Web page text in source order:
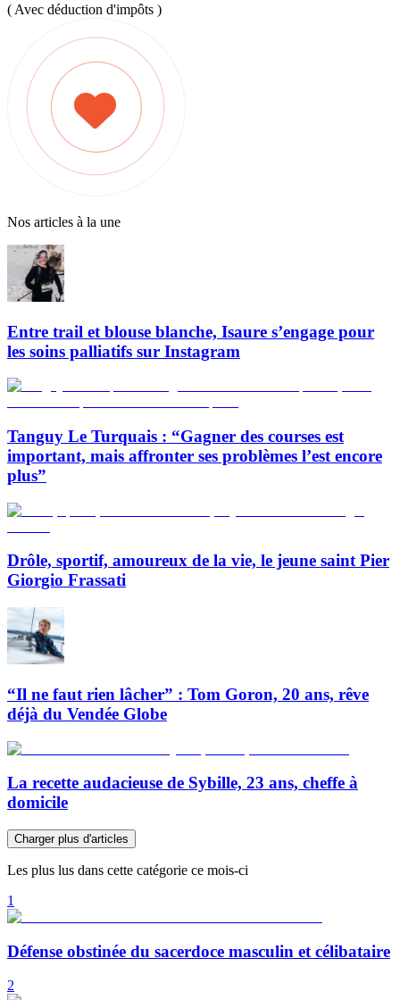
( Avec déduction d'impôts )
Nos articles à la une
Entre trail et blouse blanche, Isaure s’engage pour
les soins palliatifs sur Instagram
Tanguy Le Turquais : “Gagner des courses est
important, mais affronter ses problèmes l’est encore
plus”
Drôle, sportif, amoureux de la vie, le jeune saint Pier
Giorgio Frassati
“Il ne faut rien lâcher” : Tom Goron, 20 ans, rêve
déjà du Vendée Globe
La recette audacieuse de Sybille, 23 ans, cheffe à
domicile
Charger plus d'articles
Les plus lus dans cette catégorie ce mois-ci
1
Défense obstinée du sacerdoce masculin et célibataire
2